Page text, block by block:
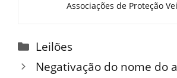
Associações de Proteção
Categorias
Leilões
Negativação do nome do